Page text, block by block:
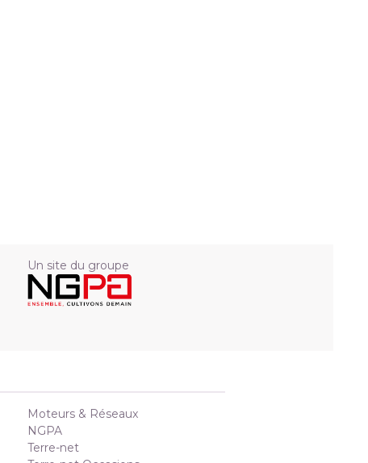
Un site du groupe
Moteurs & Réseaux
NGPA
Terre-net